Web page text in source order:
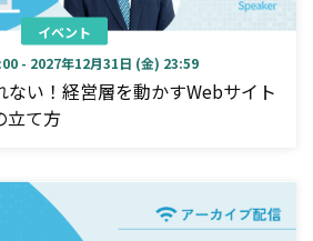
イベント
- 2027年12月31日 (金) 23:59
ない！経営層を動かすWebサイト
立て方